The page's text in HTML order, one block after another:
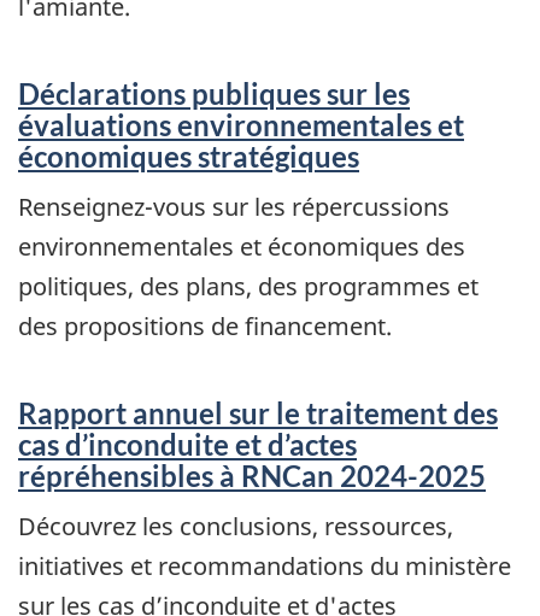
Déclarations publiques sur les
évaluations environnementales et
économiques stratégiques
Renseignez-vous sur les répercussions
environnementales et économiques des
politiques, des plans, des programmes et
des propositions de financement.
Rapport annuel sur le traitement des
cas d’inconduite et d’actes
répréhensibles à RNCan 2024-2025
Découvrez les conclusions, ressources,
initiatives et recommandations du ministère
sur les cas d’inconduite et d'actes